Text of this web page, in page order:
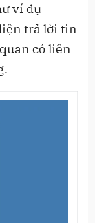
ví dụ
trả lời tin
có liên